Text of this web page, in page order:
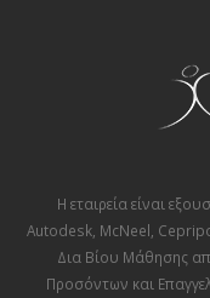
Η εταιρεία είναι
Autodesk, McNeel,
Δια Βίου Μάθησης
Προσόντων και